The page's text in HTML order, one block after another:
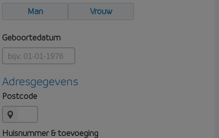
Man
Vrouw
Geboortedatum
Adresgegevens
Postcode
Huisnummer & toevoeging